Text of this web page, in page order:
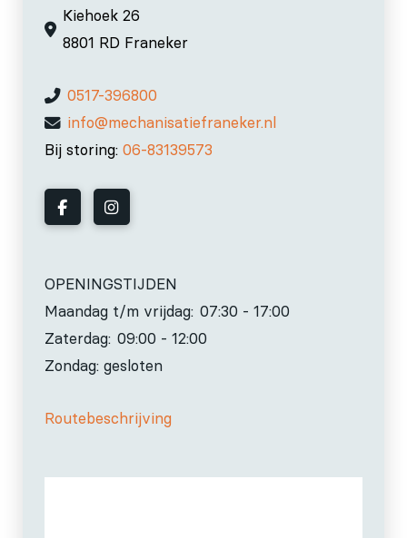
Kiehoek 26
8801 RD Franeker
0517-396800
info@mechanisatiefraneker.nl
Bij storing: 06-83139573
OPENINGSTIJDEN
Maandag t/m vrijdag: 07:30 - 17:00
Zaterdag: 09:00 - 12:00
Zondag: gesloten
Routebeschrijving